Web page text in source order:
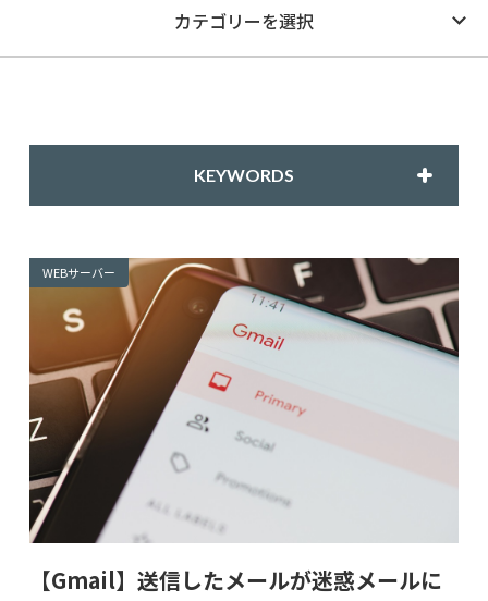
カテゴリーを選択
KEYWORDS
WEBサーバー
【Gmail】送信したメールが迷惑メールに